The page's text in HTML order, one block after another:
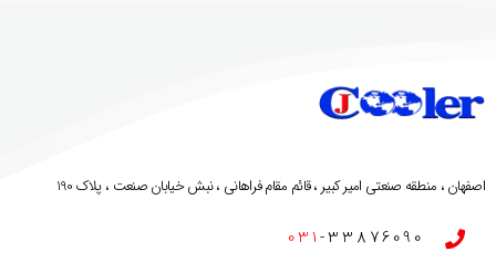
اصفهان ، منطقه صنعتی امیر کبیر ، قائم مقام فراهانی ، نبش خیابان صنعت ، پلاک 190
031-33876090